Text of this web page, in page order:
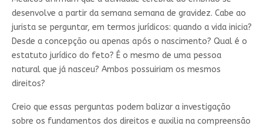
desenvolve a partir da semana semana de gravidez. Cabe ao
jurista se perguntar, em termos jurídicos: quando a vida inicia?
Desde a concepção ou apenas após o nascimento? Qual é o
estatuto jurídico do feto? É o mesmo de uma pessoa
natural que já nasceu? Ambos possuiriam os mesmos
direitos?
Creio que essas perguntas podem balizar a investigação
sobre os fundamentos dos direitos e auxilia na compreensão